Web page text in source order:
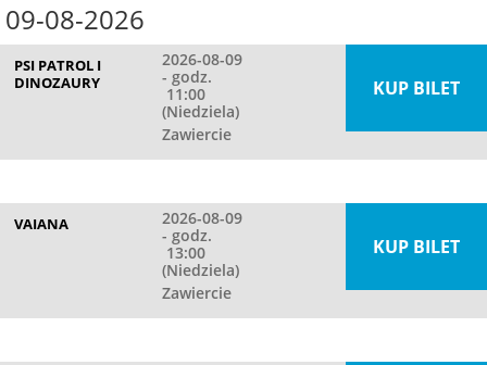
09-08-2026
PSI PATROL I
DINOZAURY
2026-08-09
- godz.
11:00
(Niedziela)
Zawiercie
KUP BILET
VAIANA
2026-08-09
- godz.
13:00
(Niedziela)
Zawiercie
KUP BILET